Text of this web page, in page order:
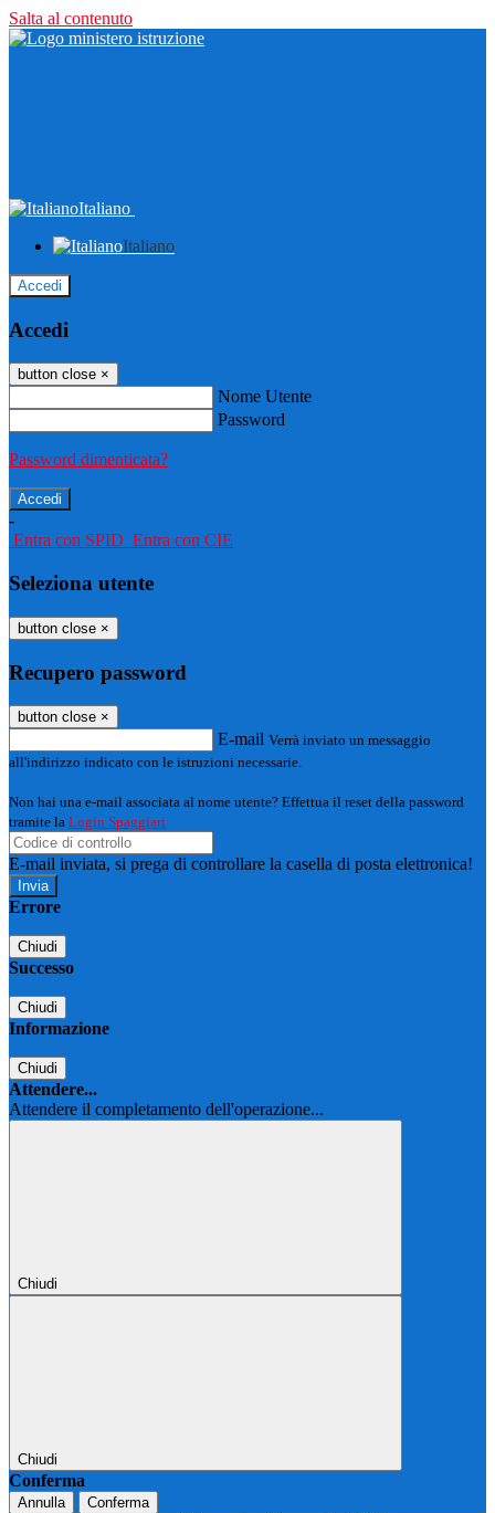
Salta al contenuto
Italiano
Italiano
Accedi
Accedi
button close ×
Nome Utente
Password
Password dimenticata?
-
Entra con SPID Entra con CIE
Seleziona utente
button close ×
Recupero password
button close ×
E-mail Verrà inviato un messaggio
all'indirizzo indicato con le istruzioni necessarie.
Non hai una e-mail associata al nome utente? Effettua il reset della password
tramite la Login Spaggiari
E-mail inviata, si prega di controllare la casella di posta elettronica!
Errore
Chiudi
Successo
Chiudi
Informazione
Chiudi
Attendere...
Attendere il completamento dell'operazione...
Chiudi
Chiudi
Conferma
Annulla Conferma